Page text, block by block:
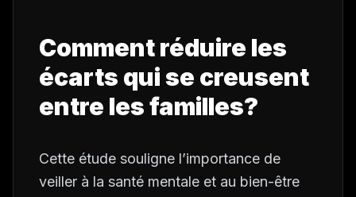
Comment réduire les
écarts qui se creusent
entre les familles?
Cette étude souligne l’importance de
veiller à la santé mentale et au bien-être